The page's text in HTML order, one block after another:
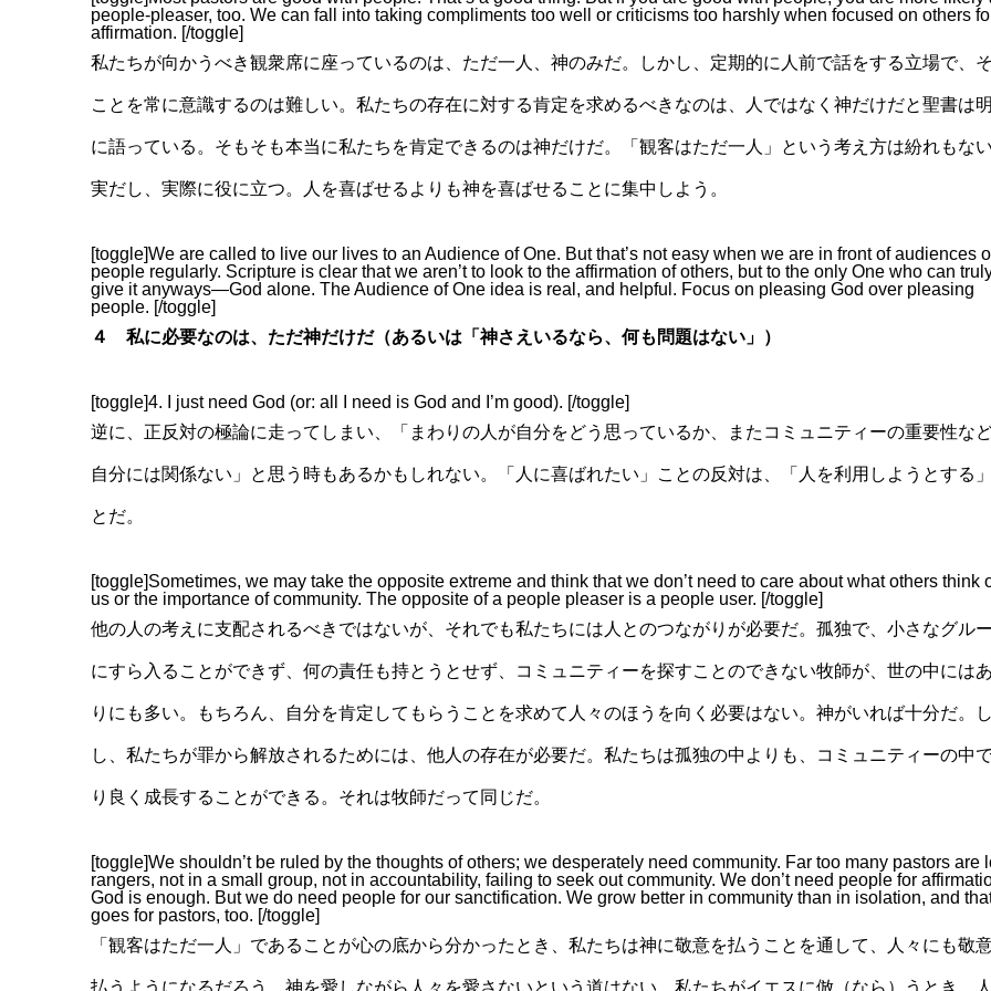
people-pleaser, too. We can fall into taking compliments too well or criticisms too harshly when focused on others
affirmation. [/toggle]
私たちが向かうべき観衆席に座っているのは、ただ一人、神のみだ。しかし、定期的に人前で話をする立場で、
ことを常に意識するのは難しい。私たちの存在に対する肯定を求めるべきなのは、人ではなく神だけだと聖書は
に語っている。そもそも本当に私たちを肯定できるのは神だけだ。「観客はただ一人」という考え方は紛れもな
実だし、実際に役に立つ。人を喜ばせるよりも神を喜ばせることに集中しよう。
[toggle]We are called to live our lives to an Audience of One. But that’s not easy when we are in front of audiences
people regularly. Scripture is clear that we aren’t to look to the affirmation of others, but to the only One who can
give it anyways—God alone. The Audience of One idea is real, and helpful. Focus on pleasing God over pleasing
people. [/toggle]
４ 私に必要なのは、ただ神だけだ（あるいは「神さえいるなら、何も問題はない」）
[toggle]4. I just need God (or: all I need is God and I’m good). [/toggle]
逆に、正反対の極論に走ってしまい、「まわりの人が自分をどう思っているか、またコミュニティーの重要性など
自分には関係ない」と思う時もあるかもしれない。「人に喜ばれたい」ことの反対は、「人を利用しようとする
とだ。
[toggle]Sometimes, we may take the opposite extreme and think that we don’t need to care about what others think
us or the importance of community. The opposite of a people pleaser is a people user. [/toggle]
他の人の考えに支配されるべきではないが、それでも私たちには人とのつながりが必要だ。孤独で、小さなグル
にすら入ることができず、何の責任も持とうとせず、コミュニティーを探すことのできない牧師が、世の中には
りにも多い。もちろん、自分を肯定してもらうことを求めて人々のほうを向く必要はない。神がいれば十分だ。
し、私たちが罪から解放されるためには、他人の存在が必要だ。私たちは孤独の中よりも、コミュニティーの中
り良く成長することができる。それは牧師だって同じだ。
[toggle]We shouldn’t be ruled by the thoughts of others; we desperately need community. Far too many pastors are
rangers, not in a small group, not in accountability, failing to seek out community. We don’t need people for
God is enough. But we do need people for our sanctification. We grow better in community than in isolation, and
goes for pastors, too. [/toggle]
「観客はただ一人」であることが心の底から分かったとき、私たちは神に敬意を払うことを通して、人々にも敬
払うようになるだろう。神を愛しながら人々を愛さないという道はない。私たちがイエスに倣（なら）うとき、